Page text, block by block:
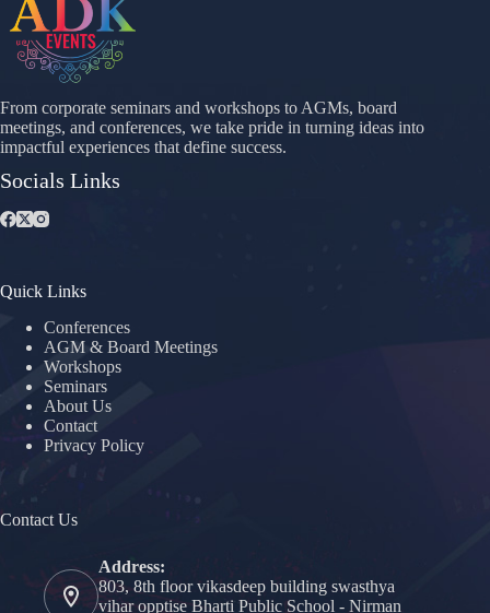
From corporate seminars and workshops to AGMs, board
meetings, and conferences, we take pride in turning ideas into
impactful experiences that define success.
Socials Links
Quick Links
Conferences
AGM & Board Meetings
Workshops
Seminars
About Us
Contact
Privacy Policy
Contact Us
Address:
803, 8th floor vikasdeep building swasthya
vihar opptise Bharti Public School - Nirman